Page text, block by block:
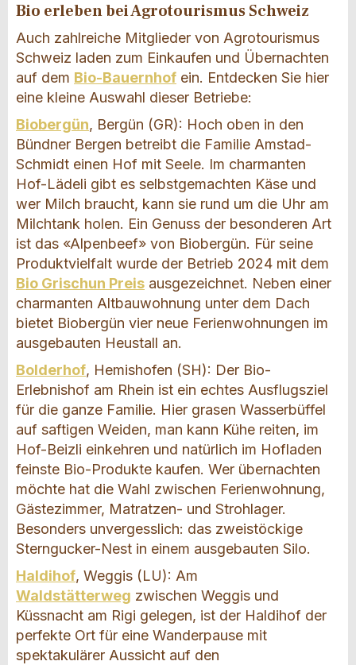
Bio erleben bei Agrotourismus Schweiz
Auch zahlreiche Mitglieder von Agrotourismus
Schweiz laden zum Einkaufen und Übernachten
auf dem Bio-Bauernhof ein. Entdecken Sie hier
eine kleine Auswahl dieser Betriebe:
Biobergün, Bergün (GR): Hoch oben in den
Bündner Bergen betreibt die Familie Amstad-
Schmidt einen Hof mit Seele. Im charmanten
Hof-Lädeli gibt es selbstgemachten Käse und
wer Milch braucht, kann sie rund um die Uhr am
Milchtank holen. Ein Genuss der besonderen Art
ist das «Alpenbeef» von Biobergün. Für seine
Produktvielfalt wurde der Betrieb 2024 mit dem
Bio Grischun Preis ausgezeichnet. Neben einer
charmanten Altbauwohnung unter dem Dach
bietet Biobergün vier neue Ferienwohnungen im
ausgebauten Heustall an.
Bolderhof, Hemishofen (SH): Der Bio-
Erlebnishof am Rhein ist ein echtes Ausflugsziel
für die ganze Familie. Hier grasen Wasserbüffel
auf saftigen Weiden, man kann Kühe reiten, im
Hof-Beizli einkehren und natürlich im Hofladen
feinste Bio-Produkte kaufen. Wer übernachten
möchte hat die Wahl zwischen Ferienwohnung,
Gästezimmer, Matratzen- und Strohlager.
Besonders unvergesslich: das zweistöckige
Sterngucker-Nest in einem ausgebauten Silo.
Haldihof, Weggis (LU): Am
Waldstätterweg zwischen Weggis und
Küssnacht am Rigi gelegen, ist der Haldihof der
perfekte Ort für eine Wanderpause mit
spektakulärer Aussicht auf den